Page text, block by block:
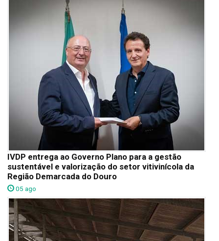
IVDP entrega ao Governo Plano para a gestão
sustentável e valorização do setor vitivinícola da
Região Demarcada do Douro
05 ago